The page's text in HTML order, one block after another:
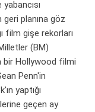
geri planına göz
film gişe rekorları
(BM)
bir Hollywood filmi
Penn'in
yaptığı
geçen ay